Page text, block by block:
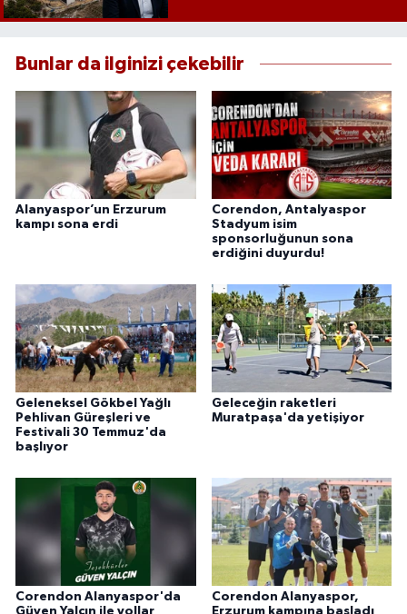
Bunlar da ilginizi çekebilir
Alanyaspor’un Erzurum
kampı sona erdi
Corendon, Antalyaspor
Stadyum isim
sponsorluğunun sona
erdiğini duyurdu!
Geleneksel Gökbel Yağlı
Pehlivan Güreşleri ve
Festivali 30 Temmuz'da
başlıyor
Geleceğin raketleri
Muratpaşa'da yetişiyor
Corendon Alanyaspor'da
Güven Yalçın ile yollar
Corendon Alanyaspor,
Erzurum kampına başladı